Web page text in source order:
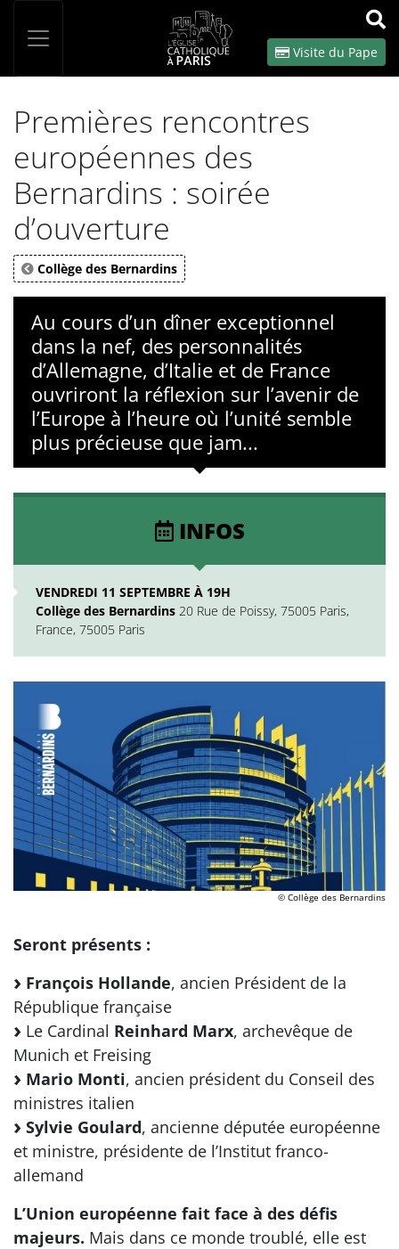
OK
Visite du Pape
Premières rencontres
européennes des
Bernardins : soirée
d’ouverture
Collège des Bernardins
Au cours d’un dîner exceptionnel
dans la nef, des personnalités
d’Allemagne, d’Italie et de France
ouvriront la réflexion sur l’avenir de
l’Europe à l’heure où l’unité semble
plus précieuse que jam...
INFOS
VENDREDI 11 SEPTEMBRE À 19H
Collège des Bernardins 20 Rue de Poissy, 75005 Paris,
France, 75005 Paris
© Collège des Bernardins
Seront présents :
François Hollande, ancien Président de la
République française
Le Cardinal Reinhard Marx, archevêque de
Munich et Freising
Mario Monti, ancien président du Conseil des
ministres italien
Sylvie Goulard, ancienne députée européenne
et ministre, présidente de l’Institut franco-
allemand
L’Union européenne fait face à des défis
majeurs. Mais dans ce monde troublé, elle est
Panneau de gestion des cookies